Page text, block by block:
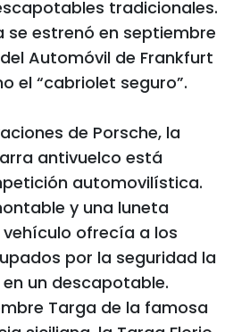
tradicionales.
se estrenó en septiembre
Automóvil de Frankfurt
el “cabriolet seguro”.
de Porsche, la
antivuelco está
automovilística.
y una luneta
ofrecía a los
por la seguridad la
un descapotable.
Targa de la famosa